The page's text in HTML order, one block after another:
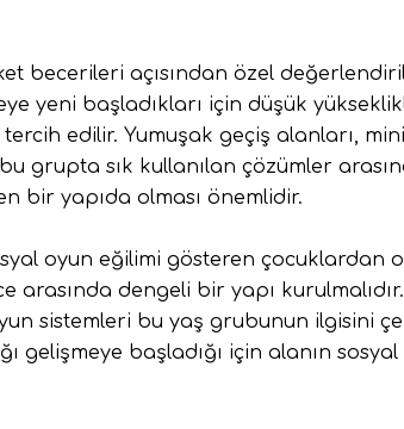
becerileri açısından özel
yeni başladıkları için düşük
edilir. Yumuşak geçiş alanları,
grupta sık kullanılan çözümler
bir yapıda olması önemlidir.
oyun eğilimi gösteren çocuklardan
arasında dengeli bir yapı
sistemleri bu yaş grubunun ilgisini
gelişmeye başladığı için alanın